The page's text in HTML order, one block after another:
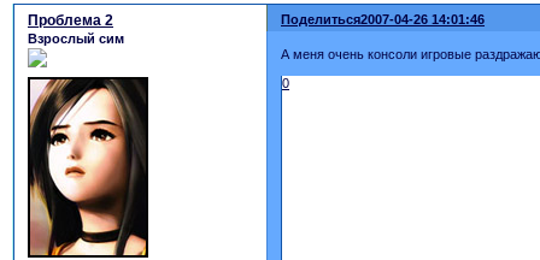
Поделиться2007-04-26 14:01:46
Проблема 2
Взрослый сим
А меня очень консоли игровые
0